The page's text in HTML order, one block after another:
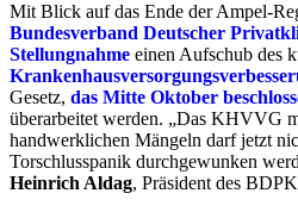
Mit Blick auf das Ende der Ampel-
Bundesverband Deutscher
Stellungnahme einen Aufschub des
Gesetz, das Mitte Oktober
überarbeitet werden. „Das KHVVG
handwerklichen Mängeln darf jetzt
Torschlusspanik durchgewunken
Heinrich Aldag, Präsident des